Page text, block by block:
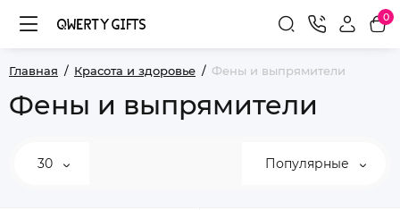
0
Главная Красота и здоровье Фены и выпрямители
Фены и выпрямители
30 Популярные